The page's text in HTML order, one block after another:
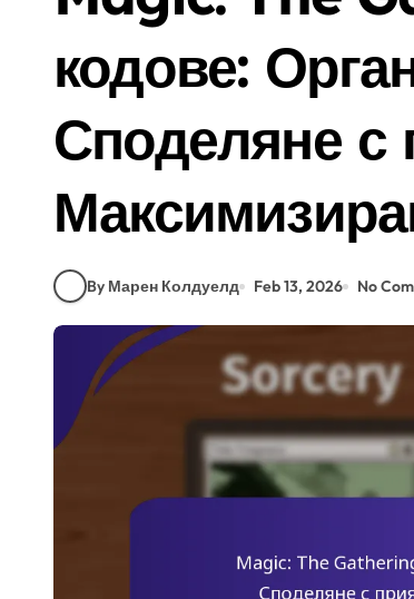
кодове:
Споделяне с
By Марен Колдуелд Feb 13, 2026 No